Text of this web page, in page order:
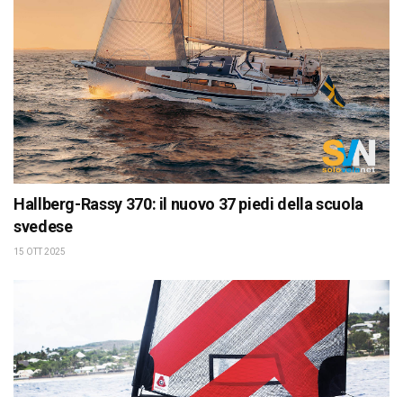
Hallberg-Rassy 370: il nuovo 37 piedi della scuola
svedese
15 OTT 2025